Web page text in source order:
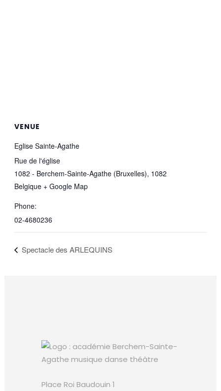
VENUE
Eglise Sainte-Agathe
Rue de l'église
1082 - Berchem-Sainte-Agathe (Bruxelles), 1082
Belgique + Google Map
Phone:
02-4680236
Spectacle des ARLEQUINS
Place Roi Baudouin 1